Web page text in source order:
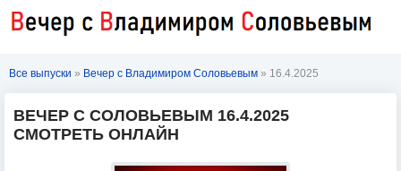
Все выпуски » Вечер с Владимиром Соловьевым » 16.4.2025
ВЕЧЕР С СОЛОВЬЕВЫМ 16.4.2025
СМОТРЕТЬ ОНЛАЙН